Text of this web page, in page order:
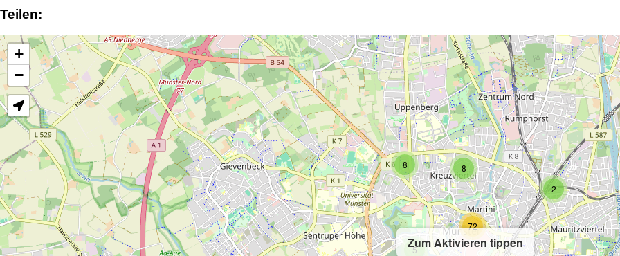
Teilen:
Zum Aktivieren tippen
2
8 8
5
72
+
−